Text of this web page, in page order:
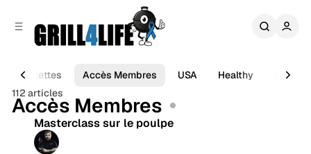
Recettes Accès Membres USA Healthy
112 articles
Accès MembresArticles
2 min de lecture
Masterclass sur le poulpe